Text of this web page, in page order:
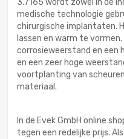
3.7165 wordt zowel in de
medische technologie
chirurgische implantaten.
lassen en warm te
corrosieweerstand en een
en een zeer hoge
voortplanting van
materiaal.
In de Evek GmbH online
tegen een redelijke prijs.